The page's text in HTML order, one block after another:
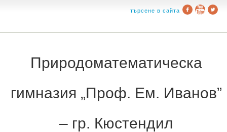
търсене в сайта
Природоматематическа
гимназия „Проф. Ем. Иванов”
– гр. Кюстендил